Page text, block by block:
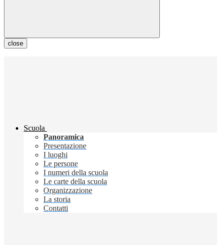
close
Scuola
Panoramica
Presentazione
I luoghi
Le persone
I numeri della scuola
Le carte della scuola
Organizzazione
La storia
Contatti